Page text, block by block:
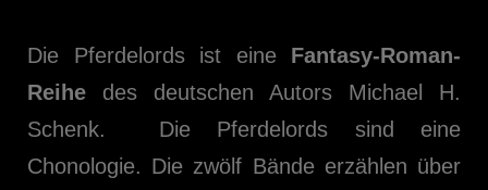
Die Pferdelords ist eine Fantasy-Roman-
Reihe des deutschen Autors Michael H.
Schenk. Die Pferdelords sind eine
Chonologie. Die zwölf Bände erzählen über